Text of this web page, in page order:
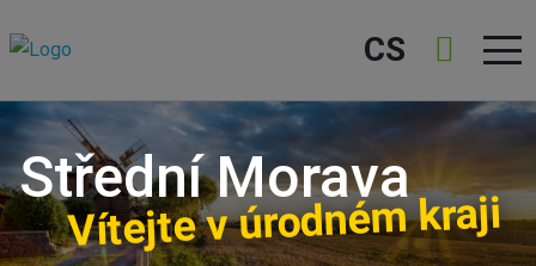
CS
Střední Morava
Vítejte v úrodném kraji